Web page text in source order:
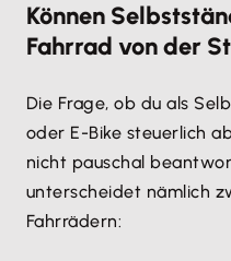
Können
Fahrrad von der
Die Frage, ob du als
oder E-Bike steuerlich
nicht pauschal
unterscheidet nämlich
Fahrrädern: